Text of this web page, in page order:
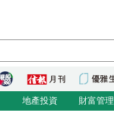
地產投資 財富管理